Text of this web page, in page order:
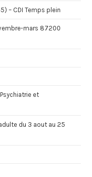
– CDI Temps plein
mars 87200
et
du 3 aout au 25